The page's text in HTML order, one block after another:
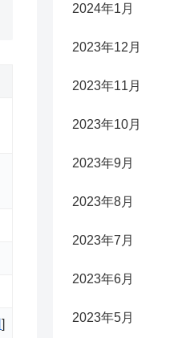
]
2024年1月
2023年12月
2023年11月
2023年10月
2023年9月
2023年8月
2023年7月
2023年6月
2023年5月